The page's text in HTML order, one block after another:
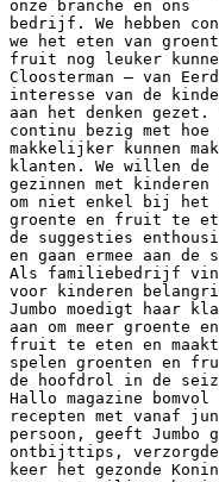
onze branche en ons
bedrijf. We hebben
we het eten van
fruit nog leuker
Cloosterman – van
interesse van de
aan het denken gezet.
continu bezig met hoe
makkelijker kunnen
klanten. We willen de
gezinnen met kinderen
om niet enkel bij het
groente en fruit te
de suggesties
en gaan ermee aan de
Als familiebedrijf vindt
voor kinderen
Jumbo moedigt haar
aan om meer groente en
fruit te eten en
spelen groenten en
de hoofdrol in de
Hallo magazine bomvol
recepten met vanaf
persoon, geeft Jumbo
ontbijttips,
keer het gezonde